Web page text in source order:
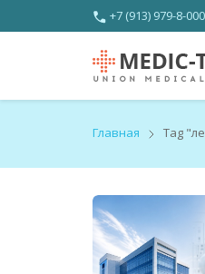
+7 (913) 979-8-000
Главная Tag